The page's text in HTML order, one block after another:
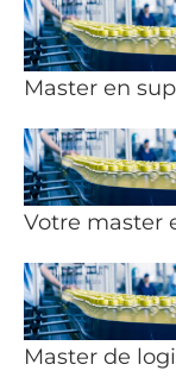
Master en
Votre master
Master de